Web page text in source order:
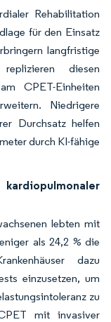
Rehabilitation
für den Einsatz
langfristige
replizieren diesen
CPET-Einheiten
Niedrigere
Durchsatz helfen
durch KI-fähige
lebten mit
als 24,2 % die
dazu
einzusetzen, um
zu
mit invasiver